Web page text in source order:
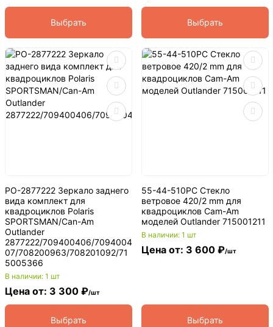
Выбрать Выбрать
PO-2877222 Зеркало заднего
вида комплект для
квадроциклов Polaris
SPORTSMAN/Can-Am
Outlander
2877222/709400406/7094004
07/708200963/708201092/71
5005366
В наличии: 1 шт
Цена от: 3 300 ₽/шт
Выбрать
55-44-510PC Стекло
ветровое 420/2 mm для
квадроциклов Cam-Am
моделей Outlander 715001211
В наличии: 1 шт
Цена от: 3 600 ₽/шт
Выбрать